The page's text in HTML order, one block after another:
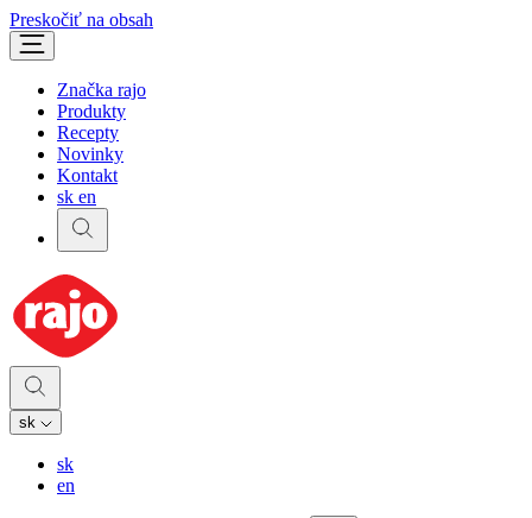
Preskočiť na obsah
Značka rajo
Produkty
Recepty
Novinky
Kontakt
sk en
sk
sk
en